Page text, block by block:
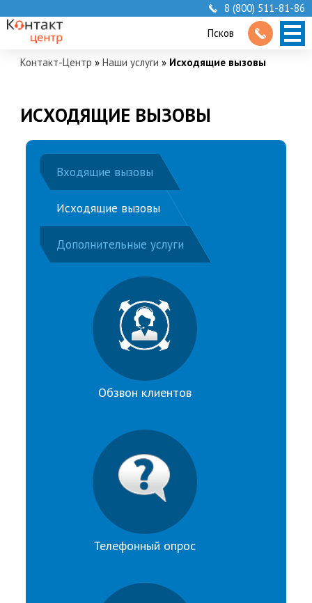
8 (800) 511-81-86
Псков
Контакт-Центр » Наши услуги » Исходящие вызовы
ИСХОДЯЩИЕ ВЫЗОВЫ
Входящие вызовы
Исходящие вызовы
Дополнительные услуги
Обзвон клиентов
Телефонный опрос